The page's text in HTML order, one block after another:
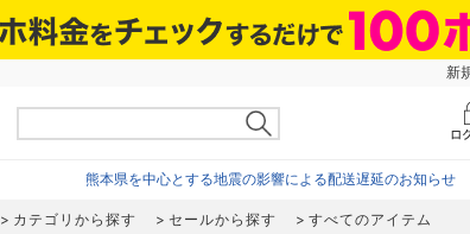
新
熊本県を中心とする地震の影響による配送遅延のお知らせ
カテゴリから探す セールから探す すべてのアイテム